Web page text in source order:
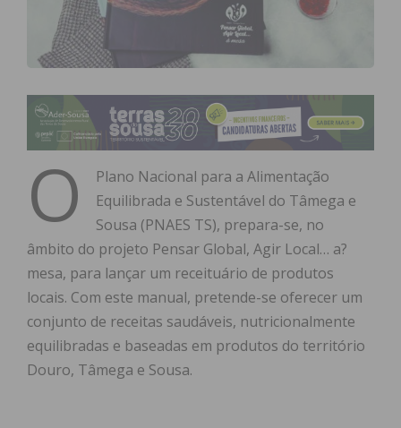
O
Plano Nacional para a Alimentação
Equilibrada e Sustentável do Tâmega e
Sousa (PNAES TS), prepara-se, no
âmbito do projeto Pensar Global, Agir Local… a?
mesa, para lançar um receituário de produtos
locais. Com este manual, pretende-se oferecer um
conjunto de receitas saudáveis, nutricionalmente
equilibradas e baseadas em produtos do território
Douro, Tâmega e Sousa.